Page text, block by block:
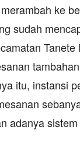
ke
sudah
itu, instansi
adanya